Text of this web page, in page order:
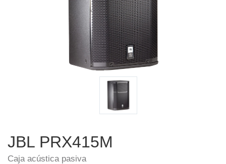
JBL PRX415M
Caja acústica pasiva